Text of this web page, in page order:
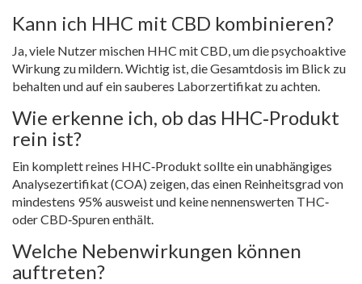
Kann ich HHC mit CBD kombinieren?
Ja, viele Nutzer mischen HHC mit CBD, um die psychoaktive
Wirkung zu mildern. Wichtig ist, die Gesamtdosis im Blick zu
behalten und auf ein sauberes Laborzertifikat zu achten.
Wie erkenne ich, ob das HHC‑Produkt
rein ist?
Ein komplett reines HHC‑Produkt sollte ein unabhängiges
Analysezertifikat (COA) zeigen, das einen Reinheitsgrad von
mindestens 95% ausweist und keine nennenswerten THC‑
oder CBD‑Spuren enthält.
Welche Nebenwirkungen können
auftreten?